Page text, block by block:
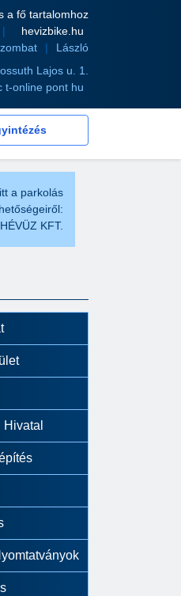
a fő tartalomhoz
hevizbike.hu
László
Lajos u. 1.
t-online pont hu
a parkolás
KFT.